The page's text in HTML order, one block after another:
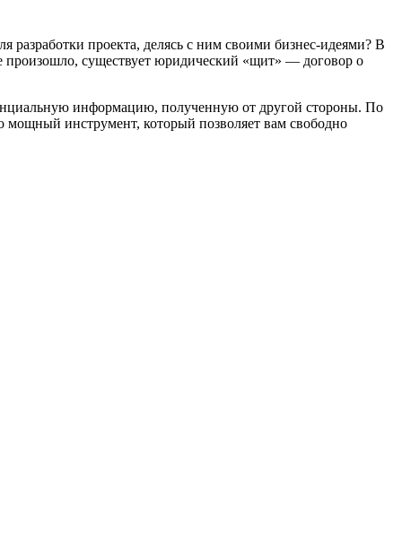
разработки проекта, делясь с ним своими бизнес-идеями? В
произошло, существует юридический «щит» — договор о
информацию, полученную от другой стороны. По
мощный инструмент, который позволяет вам свободно